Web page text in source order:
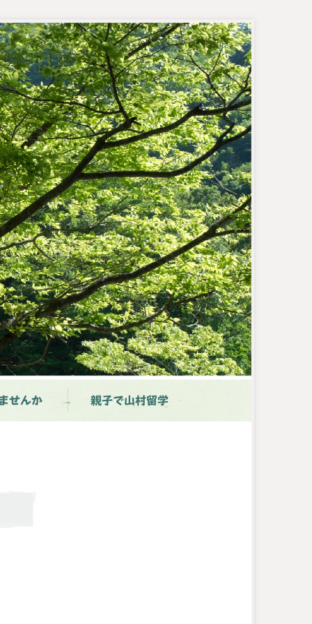
せんか 親子で山村留学